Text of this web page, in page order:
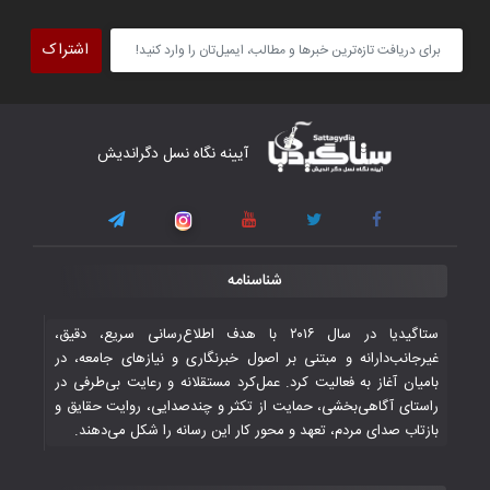
پیروزی قاطع در برابر تاجیکستان محکم
برداشت
کار دشوار تیم ملی فوتسال افغانستان در
گروه مرگ بازی‌های همبستگی کشورهای
اسلامی
تاریخی ایران
جوانان فوتسالیست کشور با گلباران تایلند به
فینال رفتند
۲۸ October ۲۰۲۵
اشتراک
آیینه نگاه نسل دگراندیش
شناسنامه
ستاگیدیا در سال ۲۰۱۶ با هدف اطلاع‌رسانی سریع، دقیق،
غیرجانب‌دارانه و مبتنی بر اصول خبرنگاری و نیازهای جامعه، در
بامیان آغاز به فعالیت کرد. عمل‌کرد مستقلانه و رعایت بی‌طرفی در
راستای آگاهی‌بخشی، حمایت از تکثر و چندصدایی، روایت حقایق و
بازتاب صدای مردم، تعهد و محور کار این رسانه را شکل می‌دهند.